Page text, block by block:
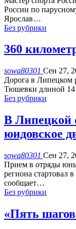
России по
Ярослав…
Без рубрики
360
sowa80301 Сен 27,
Дорога в Липецком
Тюшевки длиной 14
Без рубрики
В Липецкой
юидовское
sowa80301 Сен 27,
Прием в отряды
региона стартовал
сообщает…
Без рубрики
«Пять шагов